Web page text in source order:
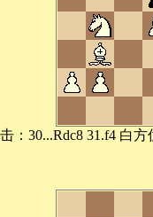
30...Rdc8 31.f4 白方